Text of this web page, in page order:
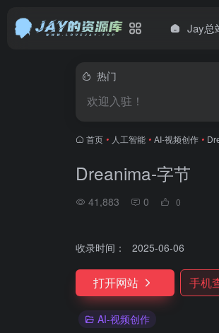
Jay总
热门
欢迎入驻！
首页 • 人工智能 • AI-视频创作 •
Dreanima-字节
41,883 0 0
收录时间： 2025-06-06
打开网站 手机
AI-视频创作